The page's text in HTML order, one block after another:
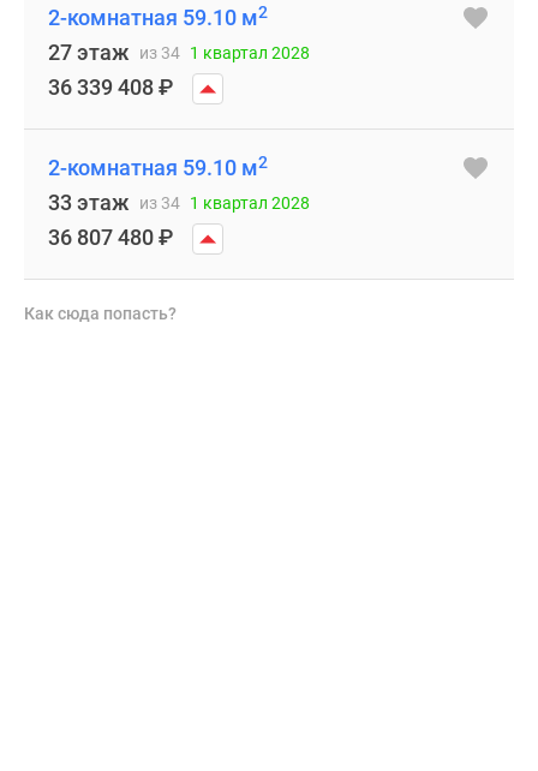
2-комнатная 59.10 м2
27 этаж из 34 1 квартал 2028
36 339 408₽
2-комнатная 59.10 м2
33 этаж из 34 1 квартал 2028
36 807 480₽
Как сюда попасть?